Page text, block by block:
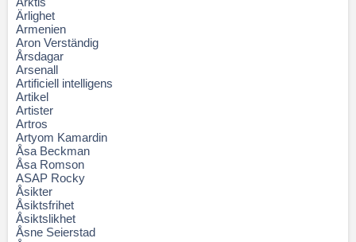
Ärlighet
Armenien
Aron Verständig
Årsdagar
Arsenall
Artificiell intelligens
Artikel
Artister
Artros
Artyom Kamardin
Åsa Beckman
Åsa Romson
ASAP Rocky
Åsikter
Åsiktsfrihet
Åsiktslikhet
Åsne Seierstad